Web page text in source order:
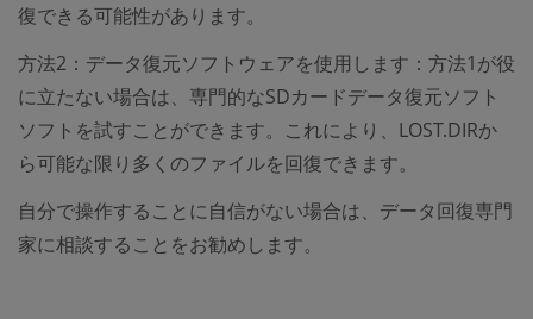
復できる可能性があります。
方法2：データ復元ソフトウェアを使用します：方法1が役
に立たない場合は、専門的なSDカードデータ復元ソフト
ソフトを試すことができます。これにより、LOST.DIRか
ら可能な限り多くのファイルを回復できます。
自分で操作することに自信がない場合は、データ回復専門
家に相談することをお勧めします。